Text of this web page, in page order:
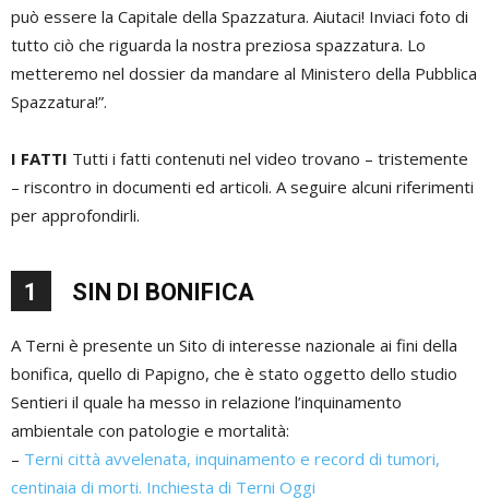
può essere la Capitale della Spazzatura. Aiutaci! Inviaci foto di
tutto ciò che riguarda la nostra preziosa spazzatura. Lo
metteremo nel dossier da mandare al Ministero della Pubblica
Spazzatura!”.
I FATTI Tutti i fatti contenuti nel video trovano – tristemente
– riscontro in documenti ed articoli. A seguire alcuni riferimenti
per approfondirli.
1 SIN DI BONIFICA
A Terni è presente un Sito di interesse nazionale ai fini della
bonifica, quello di Papigno, che è stato oggetto dello studio
Sentieri il quale ha messo in relazione l’inquinamento
ambientale con patologie e mortalità:
– Terni città avvelenata, inquinamento e record di tumori,
centinaia di morti. Inchiesta di Terni Oggi